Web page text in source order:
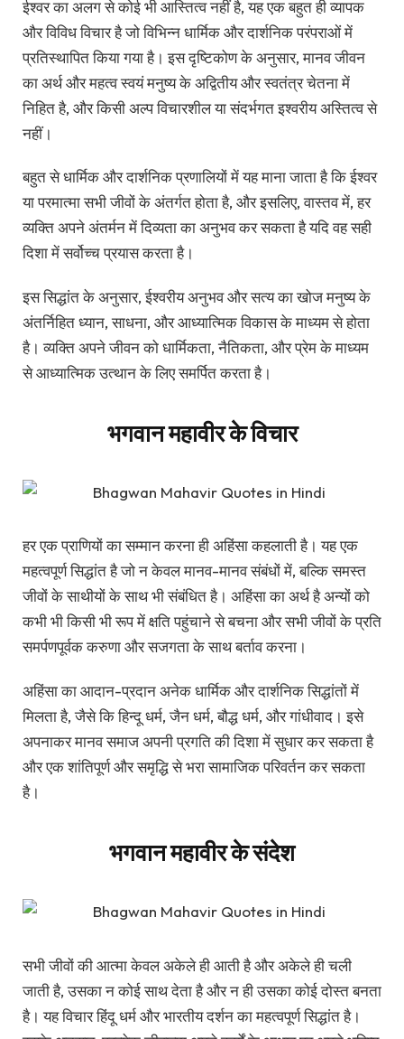
ईश्वर का अलग से कोई भी आस्तित्व नहीं है, यह एक बहुत ही व्यापक
और विविध विचार है जो विभिन्न धार्मिक और दार्शनिक परंपराओं में
प्रतिस्थापित किया गया है। इस दृष्टिकोण के अनुसार, मानव जीवन
का अर्थ और महत्व स्वयं मनुष्य के अद्वितीय और स्वतंत्र चेतना में
निहित है, और किसी अल्प विचारशील या संदर्भगत इश्वरीय अस्तित्व से
नहीं।
बहुत से धार्मिक और दार्शनिक प्रणालियों में यह माना जाता है कि ईश्वर
या परमात्मा सभी जीवों के अंतर्गत होता है, और इसलिए, वास्तव में, हर
व्यक्ति अपने अंतर्मन में दिव्यता का अनुभव कर सकता है यदि वह सही
दिशा में सर्वोच्च प्रयास करता है।
इस सिद्धांत के अनुसार, ईश्वरीय अनुभव और सत्य का खोज मनुष्य के
अंतर्निहित ध्यान, साधना, और आध्यात्मिक विकास के माध्यम से होता
है। व्यक्ति अपने जीवन को धार्मिकता, नैतिकता, और प्रेम के माध्यम
से आध्यात्मिक उत्थान के लिए समर्पित करता है।
भगवान महावीर के विचार
हर एक प्राणियों का सम्मान करना ही अहिंसा कहलाती है। यह एक
महत्वपूर्ण सिद्धांत है जो न केवल मानव-मानव संबंधों में, बल्कि समस्त
जीवों के साथीयों के साथ भी संबंधित है। अहिंसा का अर्थ है अन्यों को
कभी भी किसी भी रूप में क्षति पहुंचाने से बचना और सभी जीवों के प्रति
समर्पणपूर्वक करुणा और सजगता के साथ बर्ताव करना।
अहिंसा का आदान-प्रदान अनेक धार्मिक और दार्शनिक सिद्धांतों में
मिलता है, जैसे कि हिन्दू धर्म, जैन धर्म, बौद्ध धर्म, और गांधीवाद। इसे
अपनाकर मानव समाज अपनी प्रगति की दिशा में सुधार कर सकता है
और एक शांतिपूर्ण और समृद्धि से भरा सामाजिक परिवर्तन कर सकता
है।
भगवान महावीर के संदेश
सभी जीवों की आत्मा केवल अकेले ही आती है और अकेले ही चली
जाती है, उसका न कोई साथ देता है और न ही उसका कोई दोस्त बनता
है। यह विचार हिंदू धर्म और भारतीय दर्शन का महत्वपूर्ण सिद्धांत है।